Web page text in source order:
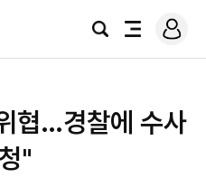
검
전
로
그
협…경찰에 수사
"